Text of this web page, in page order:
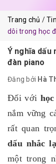
Trang chủ
dôi trong học
Ý nghĩa dấu
đàn piano
Đăng bởi Hà
Đối với
nắm vững
rất quan
dấu nhắc
một trong